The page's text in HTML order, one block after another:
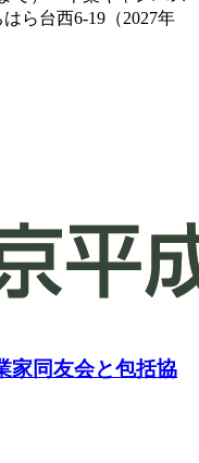
ら台西6-19（2027年
家同友会と包括協